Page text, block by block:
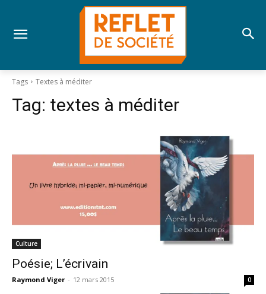
Tags Textes à méditer
Tag: textes à méditer
Culture
Poésie; L’écrivain
Raymond Viger - 12 mars 2015 0